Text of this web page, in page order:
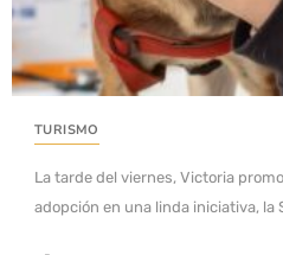
TURISMO
La tarde del viernes, Victoria
adopción en una linda iniciativa, la